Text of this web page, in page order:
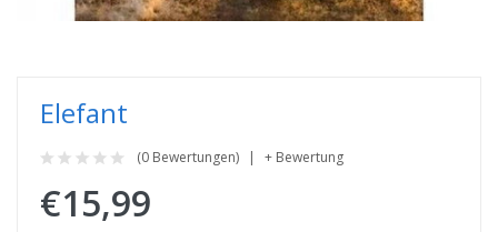
Elefant
(0 Bewertungen) + Bewertung
€15,99